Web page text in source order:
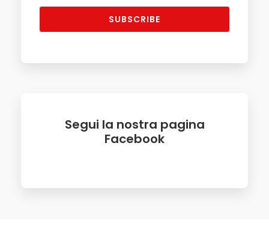
SUBSCRIBE
Segui la nostra pagina
Facebook